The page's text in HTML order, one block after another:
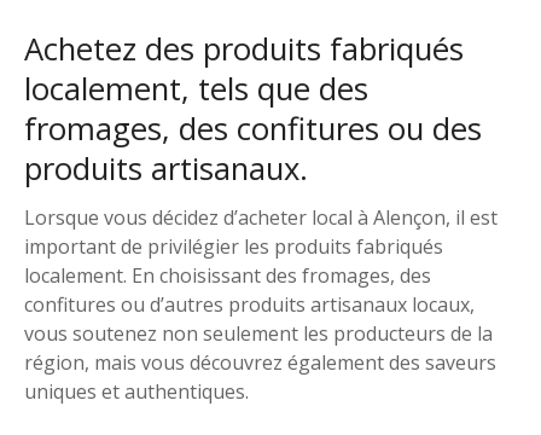
Achetez des produits fabriqués
localement, tels que des
fromages, des confitures ou des
produits artisanaux.
Lorsque vous décidez d’acheter local à Alençon, il est
important de privilégier les produits fabriqués
localement. En choisissant des fromages, des
confitures ou d’autres produits artisanaux locaux,
vous soutenez non seulement les producteurs de la
région, mais vous découvrez également des saveurs
uniques et authentiques.